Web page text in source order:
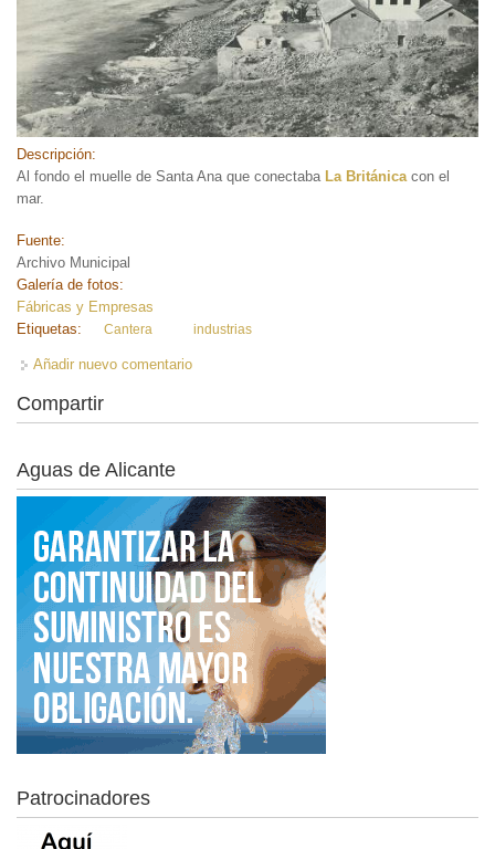
Descripción:
Al fondo el muelle de Santa Ana que conectaba La Británicacon el
mar.
Fuente:
Archivo Municipal
Galería de fotos:
Fábricas y Empresas
Etiquetas:
Cantera industrias
Añadir nuevo comentario
Compartir
Aguas de Alicante
Patrocinadores